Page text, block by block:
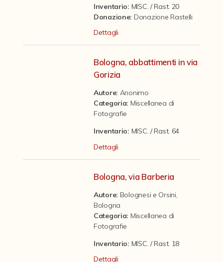
Il progetto Digital Humanities
Inventario: MISC. / Rast. 20
Donazione: Donazione Rastelli
Dettagli
Bologna, abbattimenti in via
Gorizia
Autore: Anonimo
Categoria: Miscellanea di
Fotografie
Inventario: MISC. / Rast. 64
Dettagli
Bologna, via Barberia
Autore: Bolognesi e Orsini,
Bologna
Categoria: Miscellanea di
Fotografie
Inventario: MISC. / Rast. 18
Dettagli